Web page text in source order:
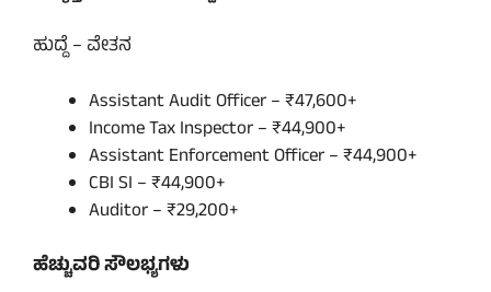
ಹುದ್ದೆ – ವೇತನ
Assistant Audit Officer – ₹47,600+
Income Tax Inspector – ₹44,900+
Assistant Enforcement Officer – ₹44,900+
CBI SI – ₹44,900+
Auditor – ₹29,200+
ಹೆಚ್ಚುವರಿ ಸೌಲಭ್ಯಗಳು